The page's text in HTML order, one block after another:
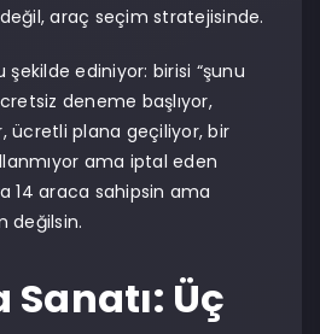
araç seçim stratejisinde.
şekilde ediniyor: birisi “şunu
deneme başlıyor,
ücretli plana geçiliyor, bir
ama iptal eden
14 araca sahipsin ama
değilsin.
Sanatı: Üç